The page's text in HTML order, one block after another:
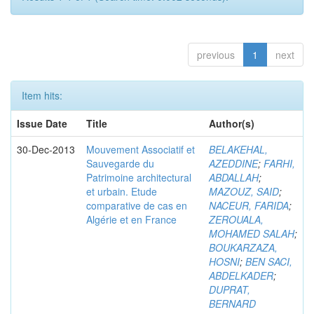
previous 1 next
Item hits:
Issue Date
Title
Author(s)
30-Dec-2013
Mouvement Associatif et
Sauvegarde du
Patrimoine architectural
et urbain. Etude
comparative de cas en
Algérie et en France
BELAKEHAL,
AZEDDINE; FARHI,
ABDALLAH;
MAZOUZ, SAID;
NACEUR, FARIDA;
ZEROUALA,
MOHAMED SALAH;
BOUKARZAZA,
HOSNI; BEN SACI,
ABDELKADER;
DUPRAT,
BERNARD